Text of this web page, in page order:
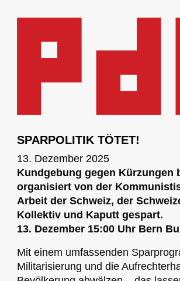
SPARPOLITIK TÖTET!
13. Dezember 2025
Kundgebung gegen Kürzungen
organisiert von der
Arbeit der Schweiz, der
Kollektiv und Kaputt gespart.
13. Dezember 15:00 Uhr Bern
Mit einem umfassenden
Militarisierung und die